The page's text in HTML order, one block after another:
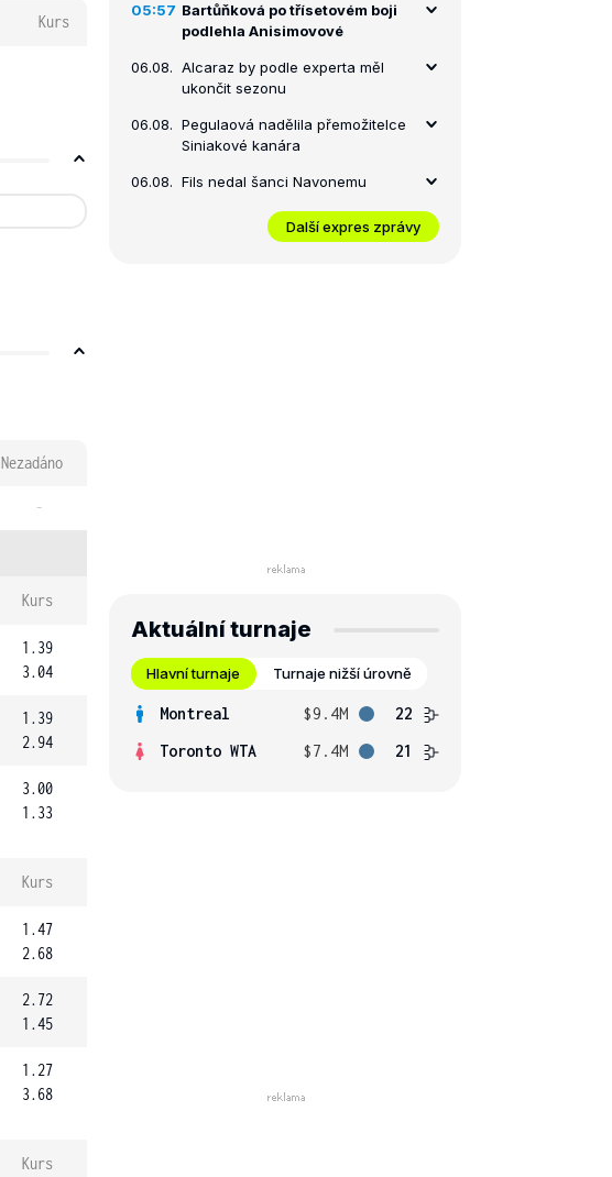
Kurs
Nezadáno
-
Kurs
1.39
3.04
1.39
2.94
3.00
1.33
Kurs
1.47
2.68
2.72
1.45
1.27
3.68
Kurs
05:57 Bartůňková po třísetovém boji
podlehla Anisimovové
06.08. Alcaraz by podle experta měl
ukončit sezonu
06.08. Pegulaová nadělila přemožitelce
Siniakové kanára
06.08. Fils nedal šanci Navonemu
Další expres zprávy
Aktuální turnaje
Hlavní turnaje Turnaje nižší úrovně
Montreal $9.4M
22
Toronto WTA
$7.4M 21